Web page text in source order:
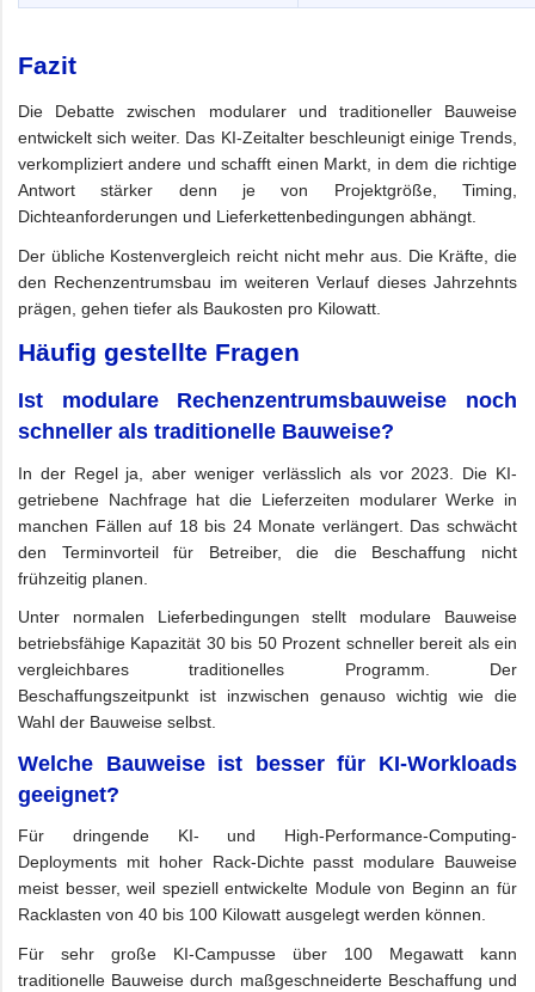
Fazit
Die Debatte zwischen modularer und traditioneller Bauweise
entwickelt sich weiter. Das KI-Zeitalter beschleunigt einige Trends,
verkompliziert andere und schafft einen Markt, in dem die richtige
Antwort stärker denn je von Projektgröße, Timing,
Dichteanforderungen und Lieferkettenbedingungen abhängt.
Der übliche Kostenvergleich reicht nicht mehr aus. Die Kräfte, die
den Rechenzentrumsbau im weiteren Verlauf dieses Jahrzehnts
prägen, gehen tiefer als Baukosten pro Kilowatt.
Häufig gestellte Fragen
Ist modulare Rechenzentrumsbauweise noch
schneller als traditionelle Bauweise?
In der Regel ja, aber weniger verlässlich als vor 2023. Die KI-
getriebene Nachfrage hat die Lieferzeiten modularer Werke in
manchen Fällen auf 18 bis 24 Monate verlängert. Das schwächt
den Terminvorteil für Betreiber, die die Beschaffung nicht
frühzeitig planen.
Unter normalen Lieferbedingungen stellt modulare Bauweise
betriebsfähige Kapazität 30 bis 50 Prozent schneller bereit als ein
vergleichbares traditionelles Programm. Der
Beschaffungszeitpunkt ist inzwischen genauso wichtig wie die
Wahl der Bauweise selbst.
Welche Bauweise ist besser für KI-Workloads
geeignet?
Für dringende KI- und High-Performance-Computing-
Deployments mit hoher Rack-Dichte passt modulare Bauweise
meist besser, weil speziell entwickelte Module von Beginn an für
Racklasten von 40 bis 100 Kilowatt ausgelegt werden können.
Für sehr große KI-Campusse über 100 Megawatt kann
traditionelle Bauweise durch maßgeschneiderte Beschaffung und